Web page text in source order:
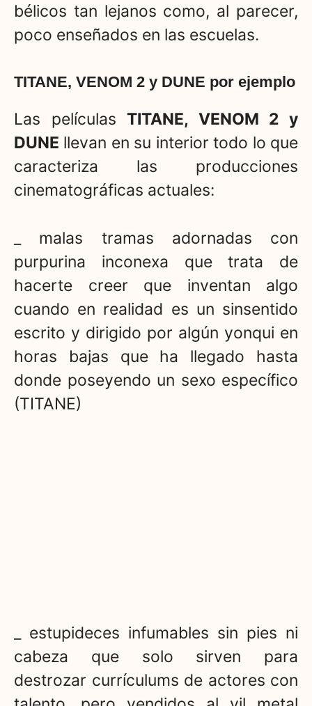
bélicos tan lejanos como, al parecer,
poco enseñados en las escuelas.
TITANE, VENOM 2 y DUNE por ejemplo
Las películasTITANE, VENOM 2 y
DUNE llevan en su interior todo lo que
caracteriza las producciones
cinematográficas actuales:
_ malas tramas adornadas con
purpurina inconexa que trata de
hacerte creer que inventan algo
cuando en realidad es un sinsentido
escrito y dirigido por algún yonqui en
horas bajas que ha llegado hasta
donde poseyendo un sexo específico
(TITANE)
_ estupideces infumables sin pies ni
cabeza que solo sirven para
destrozar currículums de actores con